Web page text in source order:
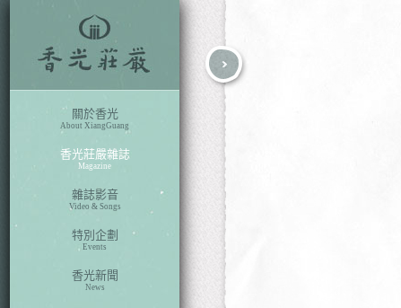
關於香光
About XiangGuang
香光莊嚴雜誌
Magazine
雜誌影音
Video & Songs
特別企劃
Events
香光新聞
News